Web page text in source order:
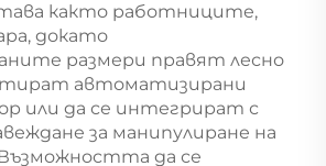
както работниците,
докато
размери правят лесно
автоматизирани
или да се интегрират с
за манипулиране на
да се